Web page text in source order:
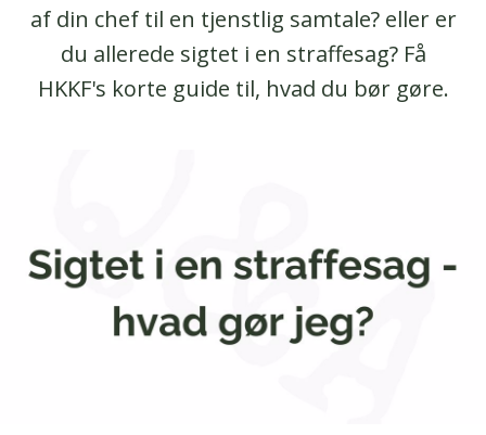
af din chef til en tjenstlig samtale? eller er
du allerede sigtet i en straffesag? Få
HKKF's korte guide til, hvad du bør gøre.